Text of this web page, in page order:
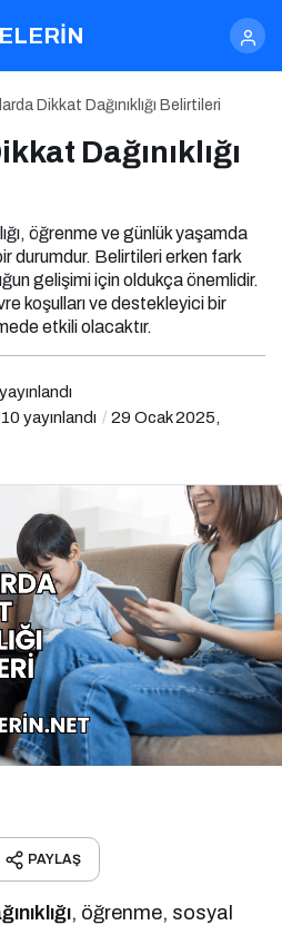
Dikkat Dağınıklığı Belirtileri
Dağınıklığı
öğrenme ve günlük yaşamda
durumdur. Belirtileri erken fark
gelişimi için oldukça önemlidir.
koşulları ve destekleyici bir
etkili olacaktır.
yayınlandı
29 Ocak 2025,
PAYLAŞ
, öğrenme, sosyal
Dağınıklığı Belirtileri